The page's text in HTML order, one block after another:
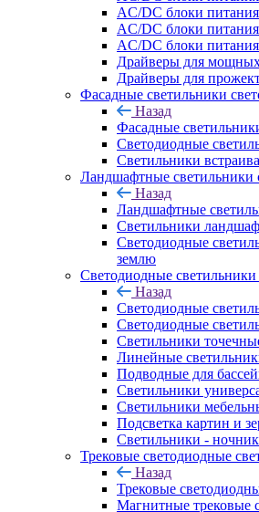
AC/DC блоки
AC/DC блоки
AC/DC блоки
Драйверы для мощных
Драйверы для
Фасадные светильники
Назад
Фасадные
Светодиодные
Светильники
Ландшафтные светильники
Назад
Ландшафтные
Светильники
Светодиодные
землю
Светодиодные светильники
Назад
Светодиодные
Светодиодные
Светильники
Линейные
Подводные для
Светильники
Светильники
Подсветка картин и
Светильники -
Трековые светодиодные
Назад
Трековые
Магнитные трековые